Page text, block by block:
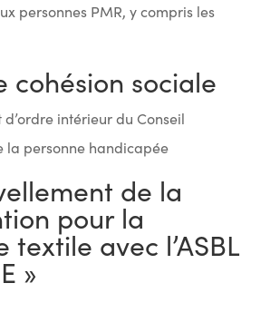
personnes PMR, y compris les
cohésion sociale
intérieur du Conseil
la personne handicapée
de la
pour la
textile avec l’ASBL
»